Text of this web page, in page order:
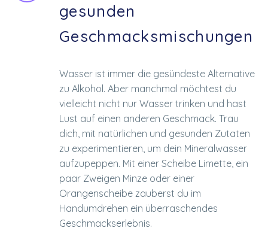
gesunden
Geschmacksmischungen
Wasser ist immer die gesündeste Alternative
zu Alkohol. Aber manchmal möchtest du
vielleicht nicht nur Wasser trinken und hast
Lust auf einen anderen Geschmack. Trau
dich, mit natürlichen und gesunden Zutaten
zu experimentieren, um dein Mineralwasser
aufzupeppen. Mit einer Scheibe Limette, ein
paar Zweigen Minze oder einer
Orangenscheibe zauberst du im
Handumdrehen ein überraschendes
Geschmackserlebnis.